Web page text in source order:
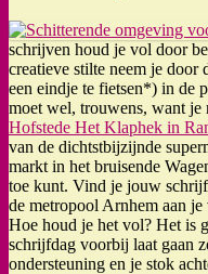
schrijven houd je vol door
creatieve stilte neem je door
een eindje te fietsen*) in de
moet wel, trouwens, want je
Hofstede Het Klaphek in
van de dichtstbijzijnde
markt in het bruisende
toe kunt. Vind je jouw
de metropool Arnhem aan
Hoe houd je het vol? Het is
schrijfdag voorbij laat gaan
ondersteuning en je stok